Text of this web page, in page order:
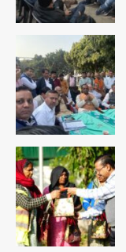
5